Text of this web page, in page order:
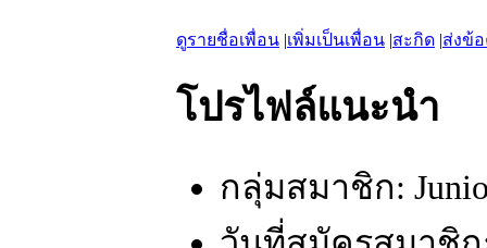
ดูรายชื่อเพื่อน |เพิ่มเป็นเพื่อน |สะกิด |ส่งข้
โปรไฟล์แนะนำ
กลุ่มสมาชิก: